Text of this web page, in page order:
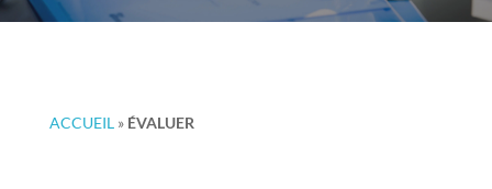
ACCUEIL» ÉVALUER